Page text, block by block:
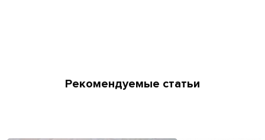
Рекомендуемые статьи